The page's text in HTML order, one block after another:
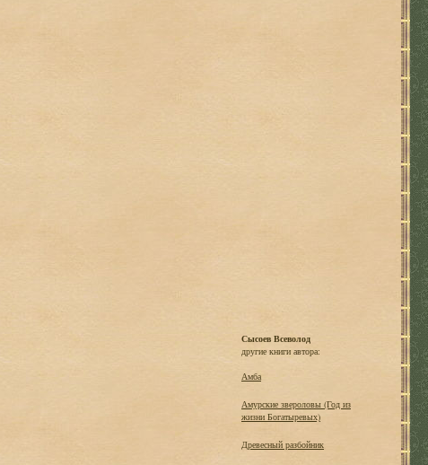
Сысоев Всеволод
другие книги автора:
Амба
Амурские звероловы (Год из
жизни Богатыревых)
Древесный разбойник